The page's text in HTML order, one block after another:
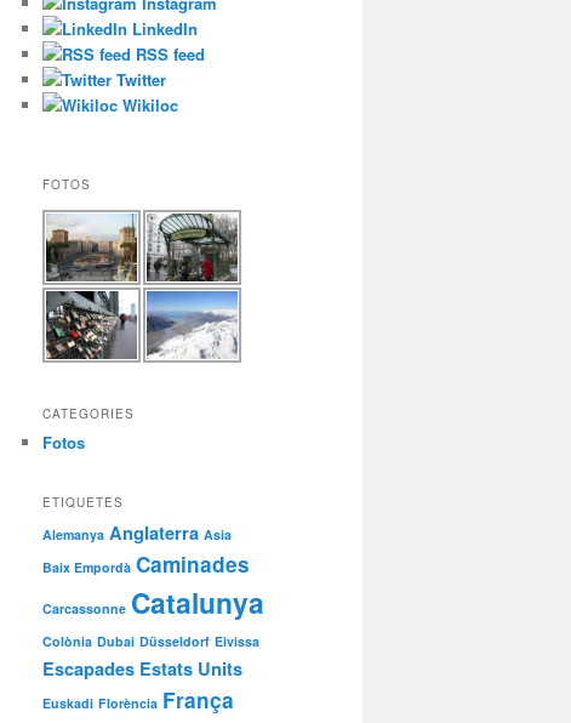
LinkedIn
RSS feed
Twitter
Wikiloc
FOTOS
CATEGORIES
Fotos
ETIQUETES
Alemanya Anglaterra Asia
Baix Empordà Caminades
Carcassonne Catalunya
Colònia Dubai Düsseldorf Eivissa
Escapades Estats Units
Euskadi Florència França